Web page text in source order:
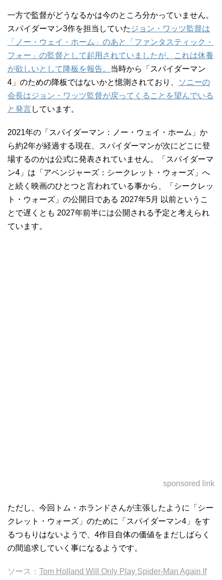
一方で監督がどうなるかは今のところ分かっていません。
スパイダーマン3作を担当していた ジョン・ワッツ監督は
「ノー・ウェイ・ホーム」のあと「ファンタスティック・
フォー」の監督として起用されていましたが、これは休養
が欲しいとして降板を報告。 当時から「スパイダーマン
4」のための降板ではないかと憶測されており、
ソニーの
会長はジョン・ワッツ監督が戻ってくることを望んでいる
と発言しています。
2021年の「スパイダーマン：ノー・ウェイ・ホーム」か
ら約2年が経過する現在、スパイダーマンが次にどこに登
場するのかは公式に発表されていません。「スパイダーマ
ン4」は「アベンジャーズ：シークレット・ウォーズ」へ
と続く映画のひとつと言われている事から、「シークレッ
ト・ウォーズ」の公開日である 2027年5月 以前というこ
とで遅くとも 2027年前半には公開される予定と考えられ
ています。
sponsored link
ただし、今回トム・ホランドさんが主張したように「シー
クレット・ウォーズ」のために「スパイダーマン4」をす
るつもりはないようで、4作目自体の価値をまだしばらく
の間追求していく事になるようです。
ソース： Tom Holland Will Only Play Spider-Man Again If